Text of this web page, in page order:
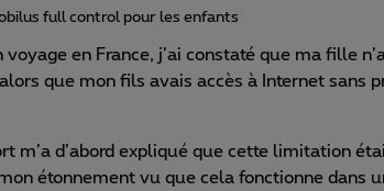
full control pour les enfants
voyage en France, j’ai constaté que ma fille
que mon fils avais accès à Internet sans
m’a d’abord expliqué que cette limitation
étonnement vu que cela fonctionne dans